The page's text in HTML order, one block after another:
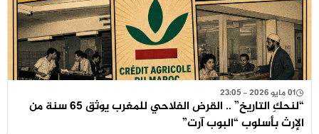
01 مايو 2026 - 23:05
“لنحكِ التاريخ” .. القرض الفلاحي للمغرب يوثق 65 سنة من
الإرث بأسلوب “البوب آرت”